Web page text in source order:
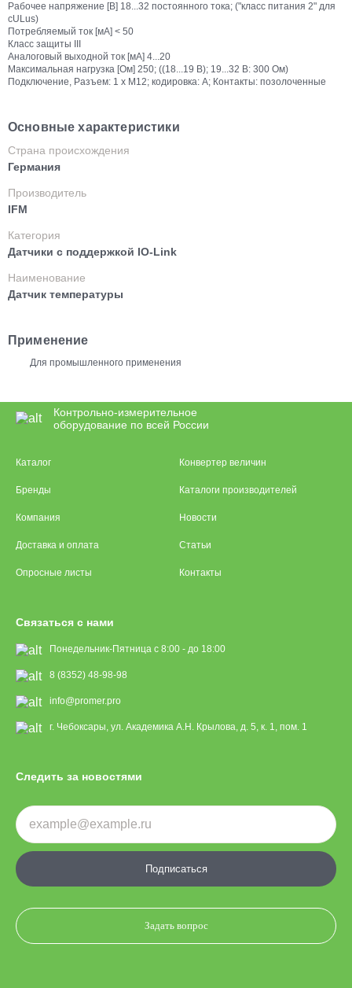
Рабочее напряжение [В] 18...32 постоянного тока; ("класс питания 2" для
cULus)
Потребляемый ток [мА] < 50
Класс защиты III
Аналоговый выходной ток [мА] 4...20
Максимальная нагрузка [Ом] 250; ((18...19 В); 19...32 В: 300 Ом)
Подключение, Разъем: 1 x M12; кодировка: A; Контакты: позолоченные
Основные характеристики
Страна происхождения
Германия
Производитель
IFM
Категория
Датчики с поддержкой IO-Link
Наименование
Датчик температуры
Применение
Для промышленного применения
Контрольно-измерительное
оборудование по всей России
Каталог
Бренды
Компания
Доставка и оплата
Опросные листы
Конвертер величин
Каталоги производителей
Новости
Статьи
Контакты
Связаться с нами
Понедельник-Пятница с 8:00 - до 18:00
8 (8352) 48-98-98
info@promer.pro
г. Чебоксары, ул. Академика А.Н. Крылова, д. 5, к. 1, пом. 1
Следить за новостями
Подписаться
Задать вопрос